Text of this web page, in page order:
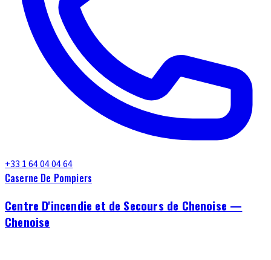
+33 1 64 04 04 64
Caserne De Pompiers
Centre D'incendie et de Secours de Chenoise —
Chenoise